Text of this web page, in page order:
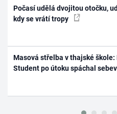
Počasí udělá dvojitou otočku,
kdy se vrátí tropy
Masová střelba v thajské
Student po útoku spáchal